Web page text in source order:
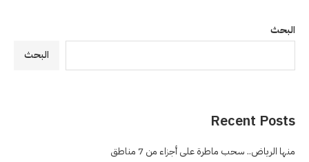
البحث
البحث
Recent Posts
منها الرياض.. سحب ماطرة على أجزاء من 7 مناطق